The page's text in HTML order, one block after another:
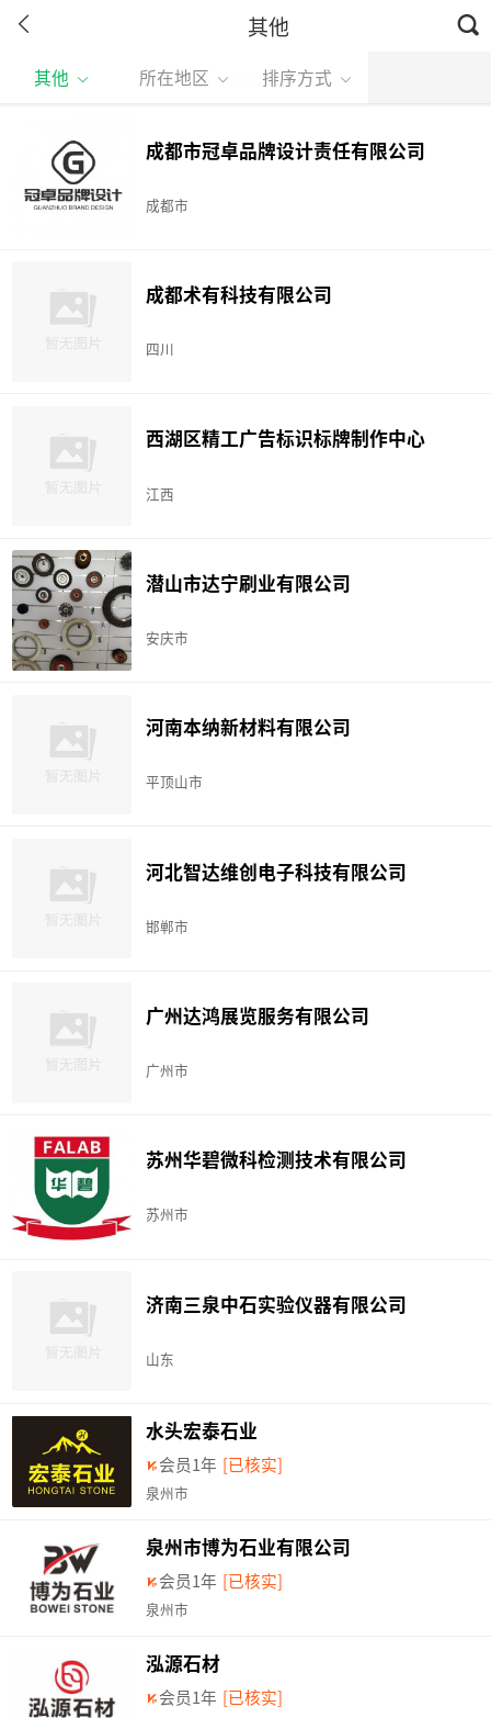
其他
其他 所在地区 排序方式
下拉刷新
成都市冠卓品牌设计责任有限公司
成都市
成都术有科技有限公司
四川
西湖区精工广告标识标牌制作中心
江西
潜山市达宁刷业有限公司
安庆市
河南本纳新材料有限公司
平顶山市
河北智达维创电子科技有限公司
邯郸市
广州达鸿展览服务有限公司
广州市
苏州华碧微科检测技术有限公司
苏州市
济南三泉中石实验仪器有限公司
山东
水头宏泰石业
会员1年 [已核实]
泉州市
泉州市博为石业有限公司
会员1年 [已核实]
泉州市
泓源石材
会员1年 [已核实]